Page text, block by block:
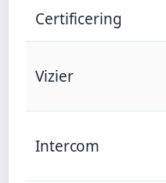
Certificering
Vizier
Intercom